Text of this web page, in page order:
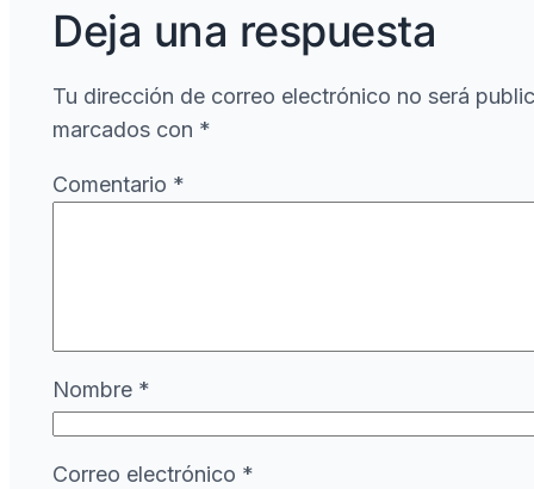
Deja una respuesta
Tu dirección de correo electrónico no será
marcados con *
Comentario *
Nombre *
Correo electrónico *